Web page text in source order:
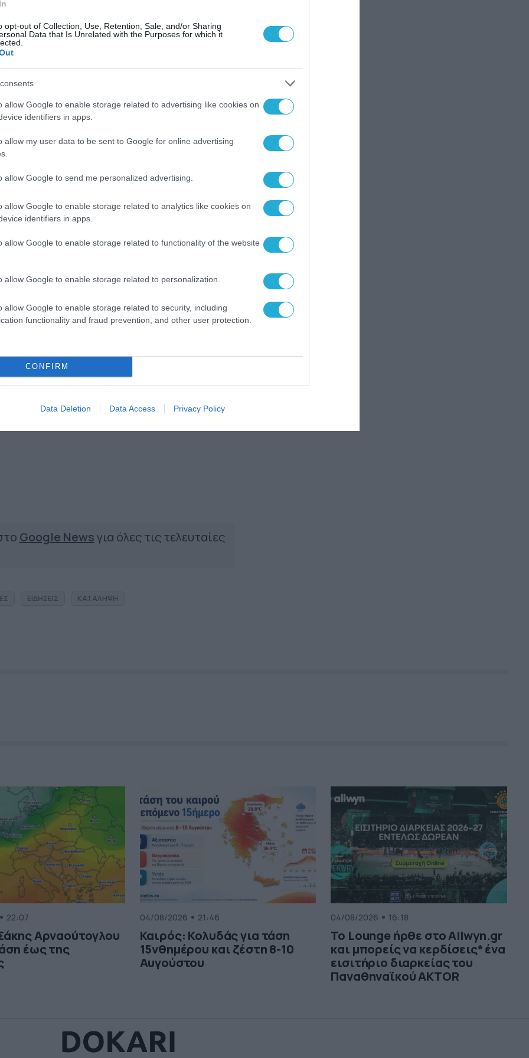
opt-out of Collection, Use, Retention, Sale, and/or Sharing
Data that Is Unrelated with the Purposes for which it
allow Google to enable storage related to advertising like cookies on
identifiers in apps.
allow my user data to be sent to Google for online advertising
allow Google to send me personalized advertising.
allow Google to enable storage related to analytics like cookies on
identifiers in apps.
allow Google to enable storage related to functionality of the website
allow Google to enable storage related to personalization.
allow Google to enable storage related to security, including
functionality and fraud prevention, and other user protection.
CONFIRM
Data Deletion Data Access Privacy Policy
αναλόγως των εκπαιδευτικών αναγκών
διδακτικών ωρών, σύμφωνα με το έκτο
με τις πράξεις τους καθιστούν αδύνατη
της εκπαιδευτικής διαδικασίας
μονάδας ή σε ολόκληρη τη σχολική
στη σύγχρονη εξ
λαμβάνουν αδικαιολόγητη απουσία, για
το ωρολόγιο πρόγραμμα της
διάκρισης δικαιολογημένων και
μαθητές που εμπλέκονται στις
αρκετά προσεκτικοί καθώς αν έχουν
υπάρχει κίνδυνος να επαναλάβουν την
κατάληψης δεν δικαιολογούνται και
η διαμαρτυρία και η αποχή από τη
μεγάλο αριθμό απουσιών. Τέλος η
οι απουσίες δεν ξεπερνούν τις
από τις οποίες, οι άνω των 50
Google Newsγια όλες τις τελευταίες
ΕΙΔΗΣΕΙΣ ΚΑΤΑΛΗΨΗ
22:07
Αρναούτογλου
έως της
04/08/2026 21:46
Καιρός: Κολυδάς για τάση
15νθημέρου και ζέστη 8-10
Αυγούστου
04/08/2026 16:18
Το Lounge ήρθε στο Allwyn.gr
και μπορείς να κερδίσεις* ένα
εισιτήριο διαρκείας του
Παναθηναϊκού AKTOR